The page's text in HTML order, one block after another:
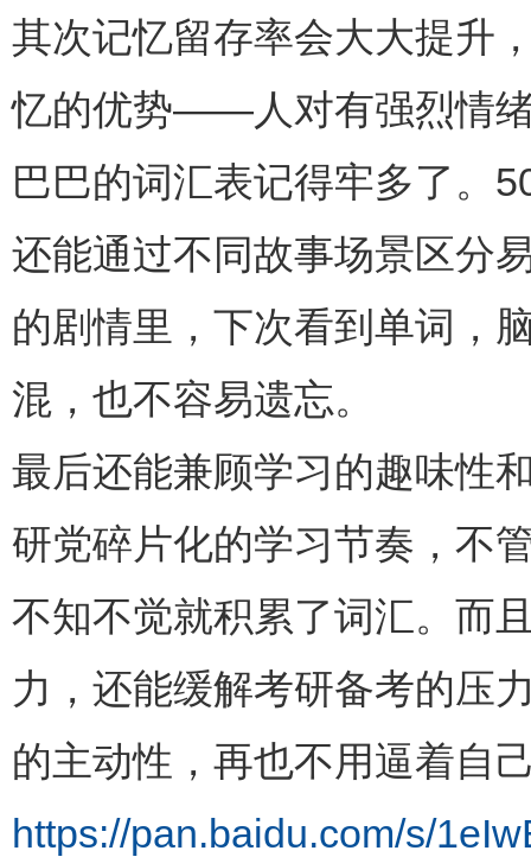
其次记忆留存率会大大提升
忆的优势——人对有强烈情
巴巴的词汇表记得牢多了。
还能通过不同故事场景区分
的剧情里，下次看到单词，
混，也不容易遗忘。
最后还能兼顾学习的趣味性
研党碎片化的学习节奏，不
不知不觉就积累了词汇。而
力，还能缓解考研备考的压
的主动性，再也不用逼着自
https://pan.baidu.com/s/